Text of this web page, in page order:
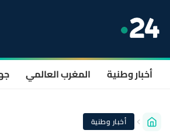
أخبار وطنية المغرب العالمي
أخبار وطنية